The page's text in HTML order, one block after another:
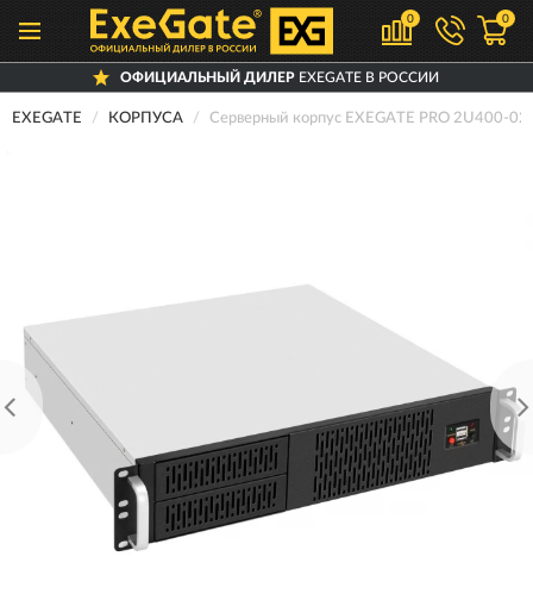
0 0
ОФИЦИАЛЬНЫЙ ДИЛЕРEXEGATE В РОССИИ
EXEGATE КОРПУСА Серверный корпус EXEGATE PRO 2U400-